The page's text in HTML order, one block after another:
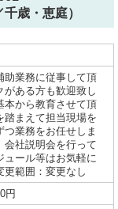
歳・恵庭）
業務に従事して頂
ある方も歓迎致し
から教育させて頂
まえて担当現場を
業務をお任せしま
社説明会を行って
ール等はお気軽に
範囲：変更なし
円